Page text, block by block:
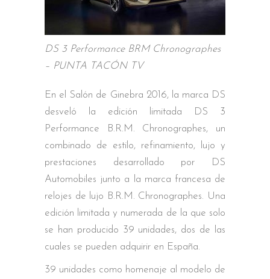
DS 3 Performance BRM Chronographes
– PUNTA TACÓN TV
En el Salón de Ginebra 2016, la marca DS
desveló la edición limitada DS 3
Performance B.R.M. Chronographes, un
combinado de estilo, refinamiento, lujo y
prestaciones desarrollado por DS
Automobiles junto a la marca francesa de
relojes de lujo B.R.M. Chronographes. Una
edición limitada y numerada de la que solo
se han producido 39 unidades, dos de las
cuales se pueden adquirir en España.
39 unidades como homenaje al modelo de